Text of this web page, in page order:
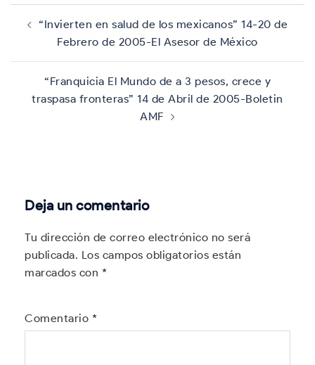
Navegación
de
entradas
“Invierten en salud de los mexicanos” 14-20 de
Febrero de 2005-El Asesor de México
“Franquicia El Mundo de a 3 pesos, crece y
traspasa fronteras” 14 de Abril de 2005-Boletin
AMF
Deja un comentario
Tu dirección de correo electrónico no será
publicada. Los campos obligatorios están
marcados con *
Comentario *